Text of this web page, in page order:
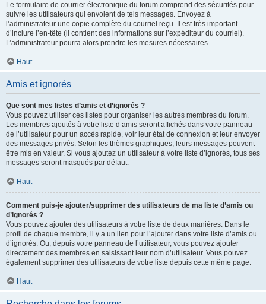
Le formulaire de courrier électronique du forum comprend des sécurités pour
suivre les utilisateurs qui envoient de tels messages. Envoyez à
l’administrateur une copie complète du courriel reçu. Il est très important
d’inclure l’en-tête (il contient des informations sur l’expéditeur du courriel).
L’administrateur pourra alors prendre les mesures nécessaires.
Haut
Amis et ignorés
Que sont mes listes d’amis et d’ignorés ?
Vous pouvez utiliser ces listes pour organiser les autres membres du forum.
Les membres ajoutés à votre liste d’amis seront affichés dans votre panneau
de l’utilisateur pour un accès rapide, voir leur état de connexion et leur envoyer
des messages privés. Selon les thèmes graphiques, leurs messages peuvent
être mis en valeur. Si vous ajoutez un utilisateur à votre liste d’ignorés, tous ses
messages seront masqués par défaut.
Haut
Comment puis-je ajouter/supprimer des utilisateurs de ma liste d’amis ou
d’ignorés ?
Vous pouvez ajouter des utilisateurs à votre liste de deux manières. Dans le
profil de chaque membre, il y a un lien pour l’ajouter dans votre liste d’amis ou
d’ignorés. Ou, depuis votre panneau de l’utilisateur, vous pouvez ajouter
directement des membres en saisissant leur nom d’utilisateur. Vous pouvez
également supprimer des utilisateurs de votre liste depuis cette même page.
Haut